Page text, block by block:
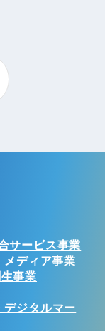
サービス事業
メディア事業
事業
デジタルマー